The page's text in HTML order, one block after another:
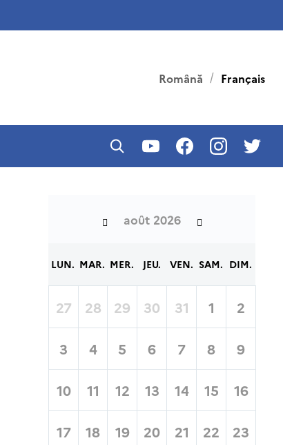
Română Français
août 2026
LUN. MAR. MER. JEU. VEN. SAM. DIM.
27 28 29 30 31 1 2
3 4 5 6 7 8 9
10 11 12 13 14 15 16
17 18 19 20 21 22 23